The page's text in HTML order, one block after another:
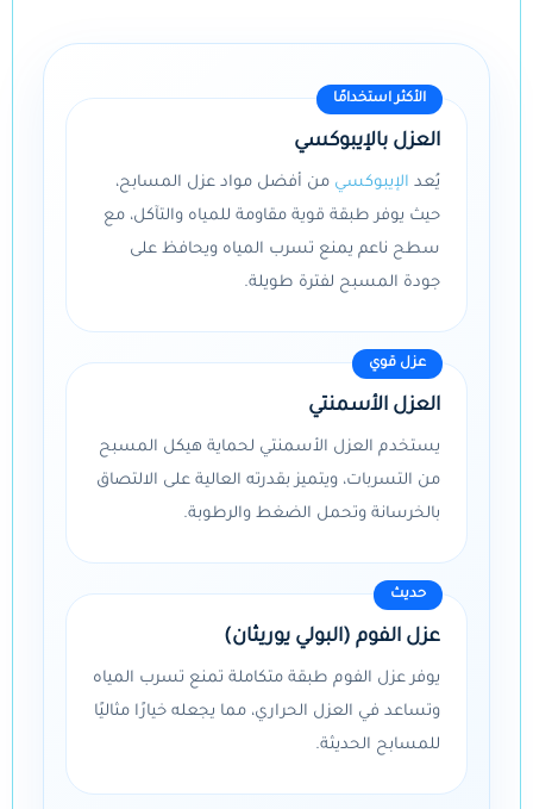
الأكثر استخدامًا
العزل بالإيبوكسي
يُعد الإيبوكسي من أفضل مواد عزل المسابح،
حيث يوفر طبقة قوية مقاومة للمياه والتآكل، مع
سطح ناعم يمنع تسرب المياه ويحافظ على
جودة المسبح لفترة طويلة.
عزل قوي
العزل الأسمنتي
يستخدم العزل الأسمنتي لحماية هيكل المسبح
من التسربات، ويتميز بقدرته العالية على الالتصاق
بالخرسانة وتحمل الضغط والرطوبة.
حديث
عزل الفوم (البولي يوريثان)
يوفر عزل الفوم طبقة متكاملة تمنع تسرب المياه
وتساعد في العزل الحراري، مما يجعله خيارًا مثاليًا
للمسابح الحديثة.